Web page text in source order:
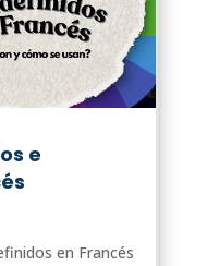
e
en Francés